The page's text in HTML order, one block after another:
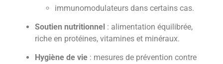
immunomodulateurs dans certains cas.
Soutien nutritionnel : alimentation équilibrée,
riche en protéines, vitamines et minéraux.
Hygiène de vie : mesures de prévention contre